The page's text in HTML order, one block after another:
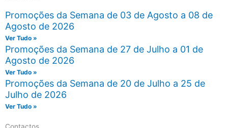
Promoções da Semana de 03 de Agosto a 08 de
Agosto de 2026
Ver Tudo »
Promoções da Semana de 27 de Julho a 01 de
Agosto de 2026
Ver Tudo »
Promoções da Semana de 20 de Julho a 25 de
Julho de 2026
Ver Tudo »